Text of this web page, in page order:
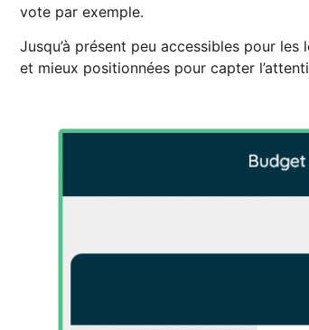
vote par exemple.
Jusqu’à présent peu accessibles pour
et mieux positionnées pour capter